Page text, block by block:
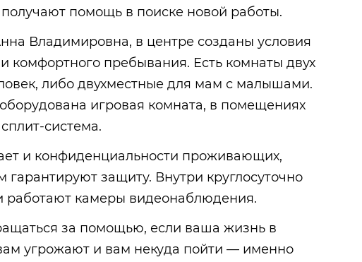
получают помощь в поиске новой работы.
Владимировна, в центре созданы условия
комфортного пребывания. Есть комнаты двух
либо двухместные для мам с малышами.
игровая комната, в помещениях
система.
и конфиденциальности проживающих,
гарантируют защиту. Внутри круглосуточно
работают камеры видеонаблюдения.
за помощью, если ваша жизнь в
угрожают и вам некуда пойти — именно